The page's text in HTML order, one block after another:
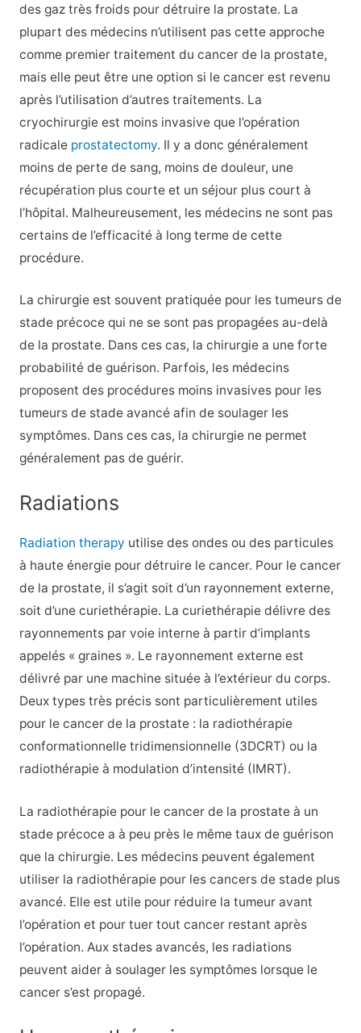
des gaz très froids pour détruire la prostate. La
plupart des médecins n’utilisent pas cette approche
comme premier traitement du cancer de la prostate,
mais elle peut être une option si le cancer est revenu
après l’utilisation d’autres traitements. La
cryochirurgie est moins invasive que l’opération
radicale prostatectomy. Il y a donc généralement
moins de perte de sang, moins de douleur, une
récupération plus courte et un séjour plus court à
l’hôpital. Malheureusement, les médecins ne sont pas
certains de l’efficacité à long terme de cette
procédure.
La chirurgie est souvent pratiquée pour les tumeurs de
stade précoce qui ne se sont pas propagées au-delà
de la prostate. Dans ces cas, la chirurgie a une forte
probabilité de guérison. Parfois, les médecins
proposent des procédures moins invasives pour les
tumeurs de stade avancé afin de soulager les
symptômes. Dans ces cas, la chirurgie ne permet
généralement pas de guérir.
Radiations
Radiation therapy utilise des ondes ou des particules
à haute énergie pour détruire le cancer. Pour le cancer
de la prostate, il s’agit soit d’un rayonnement externe,
soit d’une curiethérapie. La curiethérapie délivre des
rayonnements par voie interne à partir d’implants
appelés « graines ». Le rayonnement externe est
délivré par une machine située à l’extérieur du corps.
Deux types très précis sont particulièrement utiles
pour le cancer de la prostate : la radiothérapie
conformationnelle tridimensionnelle (3DCRT) ou la
radiothérapie à modulation d’intensité (IMRT).
La radiothérapie pour le cancer de la prostate à un
stade précoce a à peu près le même taux de guérison
que la chirurgie. Les médecins peuvent également
utiliser la radiothérapie pour les cancers de stade plus
avancé. Elle est utile pour réduire la tumeur avant
l’opération et pour tuer tout cancer restant après
l’opération. Aux stades avancés, les radiations
peuvent aider à soulager les symptômes lorsque le
cancer s’est propagé.